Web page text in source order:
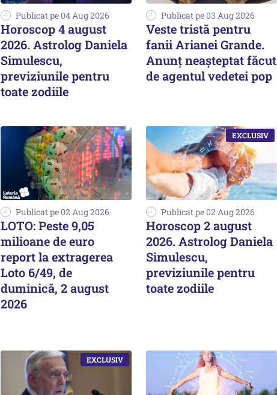
Publicat pe 04 Aug 2026
Horoscop 4 august
2026. Astrolog Daniela
Simulescu,
previziunile pentru
toate zodiile
Publicat pe 03 Aug 2026
Veste tristă pentru
fanii Arianei Grande.
Anunț neașteptat făcut
de agentul vedetei pop
Publicat pe 02 Aug 2026
LOTO: Peste 9,05
milioane de euro
report la extragerea
Loto 6/49, de
duminică, 2 august
2026
Publicat pe 02 Aug 2026
Horoscop 2 august
2026. Astrolog Daniela
Simulescu,
previziunile pentru
toate zodiile